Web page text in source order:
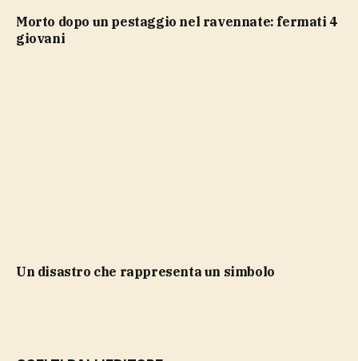
Morto dopo un pestaggio nel ravennate: fermati 4
giovani
Un disastro che rappresenta un simbolo